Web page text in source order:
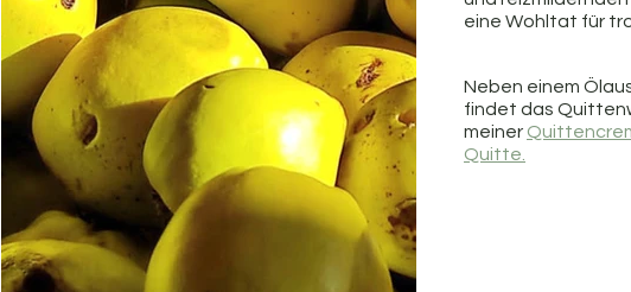
eine Wohltat für
Neben einem
findet das
meiner
Quitte.